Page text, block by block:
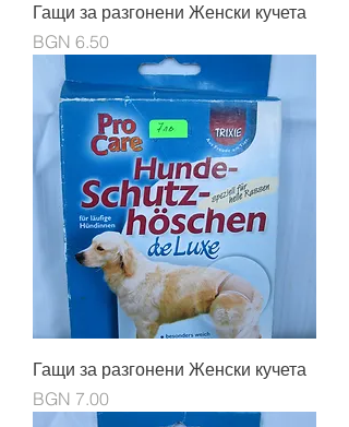
Гащи за разгонени Женски кучета
Price
BGN 6.50
Гащи за разгонени Женски кучета
Price
BGN 7.00